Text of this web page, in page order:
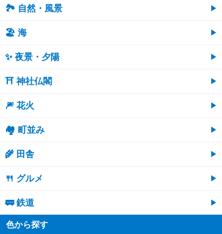
🏞️ 自然・風景
🏖 海
✨ 夜景・夕陽
⛩ 神社仏閣
🎆 花火
🏘 町並み
🌾 田舎
🍴 グルメ
🚃 鉄道
色から探す